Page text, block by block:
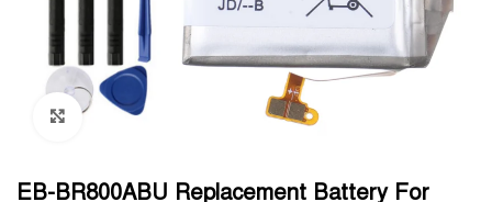
Click to enlarge
EB-BR800ABU Replacement Battery For